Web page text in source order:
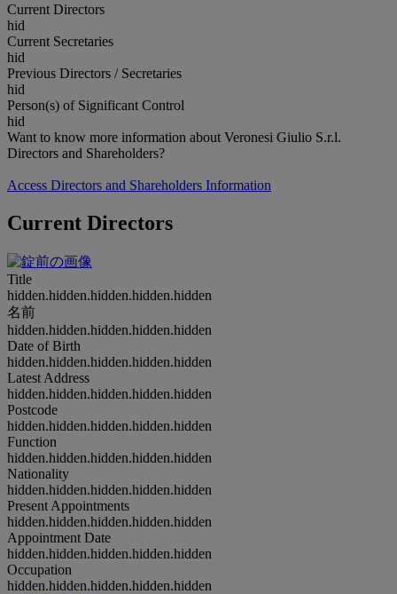
Current Directors
hid
Current Secretaries
hid
Previous Directors / Secretaries
hid
Person(s) of Significant Control
hid
Want to know more information about Veronesi Giulio S.r.l.
Directors and Shareholders?
Access Directors and Shareholders Information
Current Directors
Title
hidden.hidden.hidden.hidden.hidden
名前
hidden.hidden.hidden.hidden.hidden
Date of Birth
hidden.hidden.hidden.hidden.hidden
Latest Address
hidden.hidden.hidden.hidden.hidden
Postcode
hidden.hidden.hidden.hidden.hidden
Function
hidden.hidden.hidden.hidden.hidden
Nationality
hidden.hidden.hidden.hidden.hidden
Present Appointments
hidden.hidden.hidden.hidden.hidden
Appointment Date
hidden.hidden.hidden.hidden.hidden
Occupation
hidden.hidden.hidden.hidden.hidden